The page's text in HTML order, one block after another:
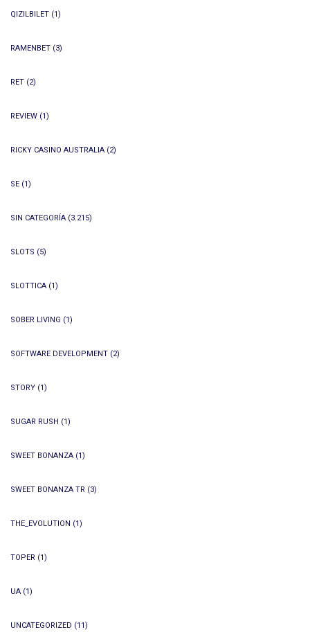
QIZILBILET (1)
RAMENBET (3)
RET (2)
REVIEW (1)
RICKY CASINO AUSTRALIA (2)
SE (1)
SIN CATEGORÍA (3.215)
SLOTS (5)
SLOTTICA (1)
SOBER LIVING (1)
SOFTWARE DEVELOPMENT (2)
STORY (1)
SUGAR RUSH (1)
SWEET BONANZA (1)
SWEET BONANZA TR (3)
THE_EVOLUTION (1)
TOPER (1)
UA (1)
UNCATEGORIZED (11)